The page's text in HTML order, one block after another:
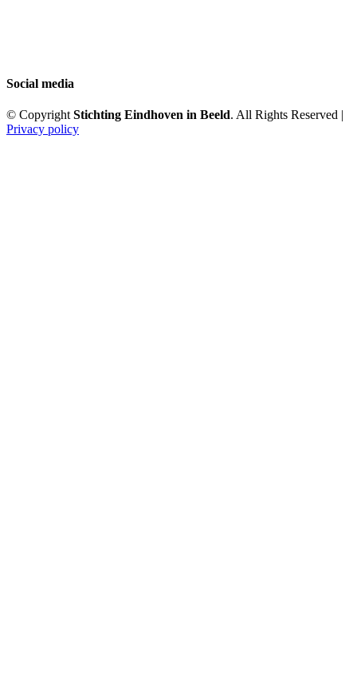
Social media
© Copyright Stichting Eindhoven in Beeld. All Rights Reserved |
Privacy policy